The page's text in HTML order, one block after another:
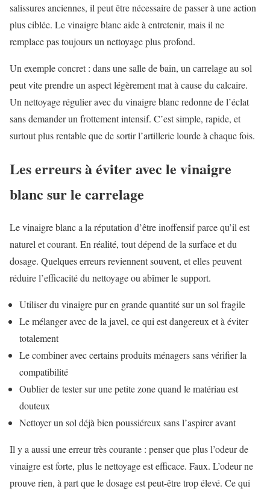
salissures anciennes, il peut être nécessaire de passer à une action
plus ciblée. Le vinaigre blanc aide à entretenir, mais il ne
remplace pas toujours un nettoyage plus profond.
Un exemple concret : dans une salle de bain, un carrelage au sol
peut vite prendre un aspect légèrement mat à cause du calcaire.
Un nettoyage régulier avec du vinaigre blanc redonne de l’éclat
sans demander un frottement intensif. C’est simple, rapide, et
surtout plus rentable que de sortir l’artillerie lourde à chaque fois.
Les erreurs à éviter avec le vinaigre
blanc sur le carrelage
Le vinaigre blanc a la réputation d’être inoffensif parce qu’il est
naturel et courant. En réalité, tout dépend de la surface et du
dosage. Quelques erreurs reviennent souvent, et elles peuvent
réduire l’efficacité du nettoyage ou abîmer le support.
Utiliser du vinaigre pur en grande quantité sur un sol fragile
Le mélanger avec de la javel, ce qui est dangereux et à éviter
totalement
Le combiner avec certains produits ménagers sans vérifier la
compatibilité
Oublier de tester sur une petite zone quand le matériau est
douteux
Nettoyer un sol déjà bien poussiéreux sans l’aspirer avant
Il y a aussi une erreur très courante : penser que plus l’odeur de
vinaigre est forte, plus le nettoyage est efficace. Faux. L’odeur ne
prouve rien, à part que le dosage est peut-être trop élevé. Ce qui